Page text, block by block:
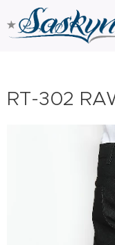
RT-302